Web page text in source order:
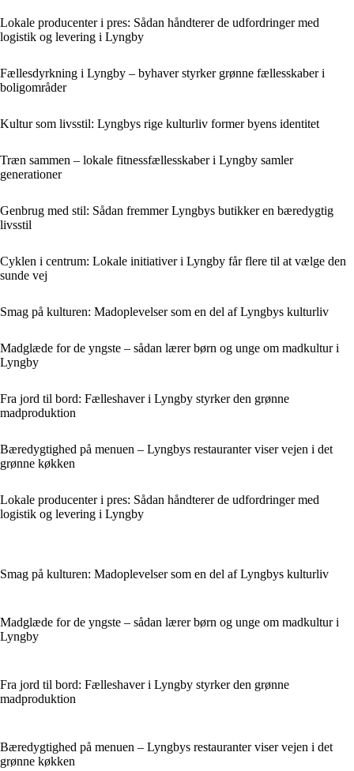
Lokale producenter i pres: Sådan håndterer de udfordringer med
logistik og levering i Lyngby
Fællesdyrkning i Lyngby – byhaver styrker grønne fællesskaber i
boligområder
Kultur som livsstil: Lyngbys rige kulturliv former byens identitet
Træn sammen – lokale fitnessfællesskaber i Lyngby samler
generationer
Genbrug med stil: Sådan fremmer Lyngbys butikker en bæredygtig
livsstil
Cyklen i centrum: Lokale initiativer i Lyngby får flere til at vælge den
sunde vej
Smag på kulturen: Madoplevelser som en del af Lyngbys kulturliv
Madglæde for de yngste – sådan lærer børn og unge om madkultur i
Lyngby
Fra jord til bord: Fælleshaver i Lyngby styrker den grønne
madproduktion
Bæredygtighed på menuen – Lyngbys restauranter viser vejen i det
grønne køkken
Lokale producenter i pres: Sådan håndterer de udfordringer med
logistik og levering i Lyngby
Smag på kulturen: Madoplevelser som en del af Lyngbys kulturliv
Madglæde for de yngste – sådan lærer børn og unge om madkultur i
Lyngby
Fra jord til bord: Fælleshaver i Lyngby styrker den grønne
madproduktion
Bæredygtighed på menuen – Lyngbys restauranter viser vejen i det
grønne køkken